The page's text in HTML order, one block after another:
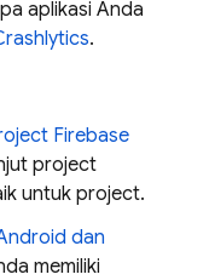
aplikasi Anda
.
Firebase
project
untuk project.
dan
memiliki